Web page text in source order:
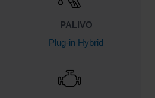
PALIVO
Plug-in Hybrid